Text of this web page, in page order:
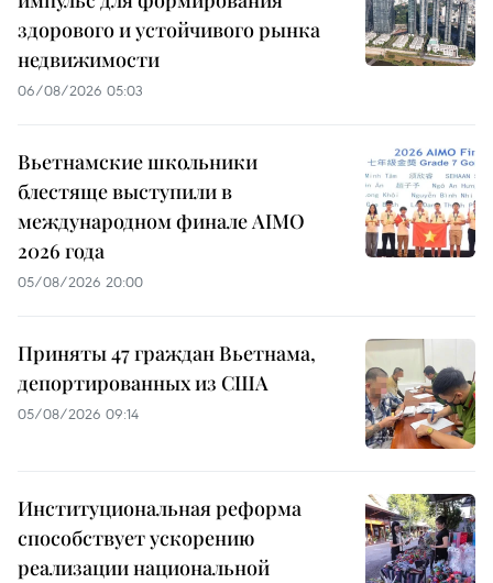
здорового и устойчивого рынка
недвижимости
06/08/2026 05:03
Вьетнамские школьники
блестяще выступили в
международном финале AIMO
2026 года
05/08/2026 20:00
Приняты 47 граждан Вьетнама,
депортированных из США
05/08/2026 09:14
Институциональная реформа
способствует ускорению
реализации национальной